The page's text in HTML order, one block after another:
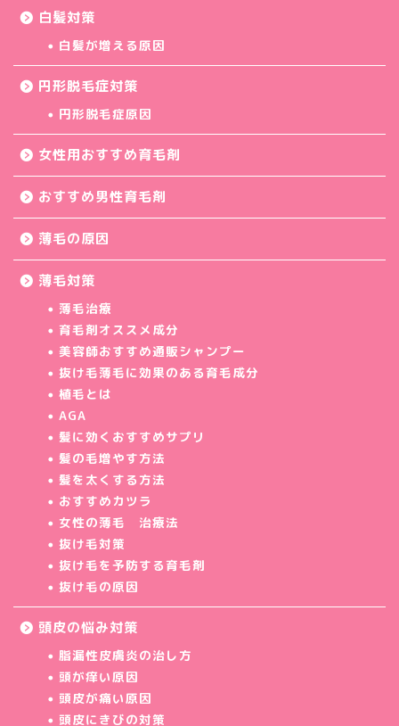
白髪対策
白髪が増える原因
円形脱毛症対策
円形脱毛症原因
女性用おすすめ育毛剤
おすすめ男性育毛剤
薄毛の原因
薄毛対策
薄毛治療
育毛剤オススメ成分
美容師おすすめ通販シャンプー
抜け毛薄毛に効果のある育毛成分
植毛とは
AGA
髪に効くおすすめサプリ
髪の毛増やす方法
髪を太くする方法
おすすめカツラ
女性の薄毛 治療法
抜け毛対策
抜け毛を予防する育毛剤
抜け毛の原因
頭皮の悩み対策
脂漏性皮膚炎の治し方
頭が痒い原因
頭皮が痛い原因
頭皮にきびの対策